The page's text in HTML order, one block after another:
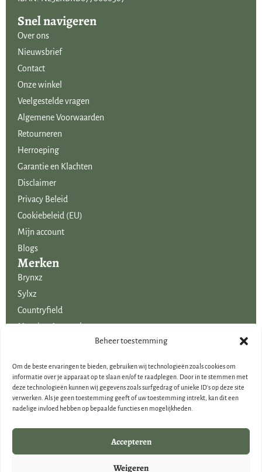
Beheer toestemming
Om de beste ervaringen te bieden, gebruiken wij technologieën zoals cookies om
informatie over je apparaat op te slaan en/of te raadplegen. Door in te stemmen met
deze technologieën kunnen wij gegevens zoals surfgedrag of unieke ID's op deze site
verwerken. Als je geen toestemming geeft of uw toestemming intrekt, kan dit een
nadelige invloed hebben op bepaalde functies en mogelijkheden.
Accepteren
Weigeren
Snel navigeren
Over ons
Nieuwsbrief
Contact
Onze winkel
Veelgestelde vragen
Algemene Voorwaarden
Retourneren
Herroeping
Garantie en Klachten
Disclaimer
Privacy Beleid
Cookiebeleid (EU)
Mijn account
Blogs
Merken
Brynxz
Sylxz
Countryfield
Mansion Atmosphere
Uitgelicht voor jou!
Voordelige boeketten kunstbloemen
Woondecoraties
Cadeau-artikelen
Brynxz Outlet